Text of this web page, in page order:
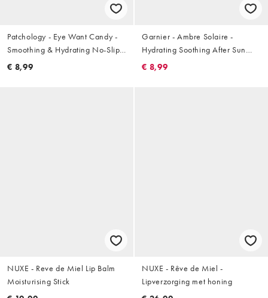
Patchology - Eye Want Candy -
Smoothing & Hydrating No-Slip
Eye Patches - Single - Eén set
€ 8,99
Garnier - Ambre Solaire -
Hydrating Soothing After Sun
Lotion - Aftersun-lotion 400ml
€ 8,99
NUXE - Reve de Miel Lip Balm
Moisturising Stick
NUXE - Rêve de Miel -
Lipverzorging met honing